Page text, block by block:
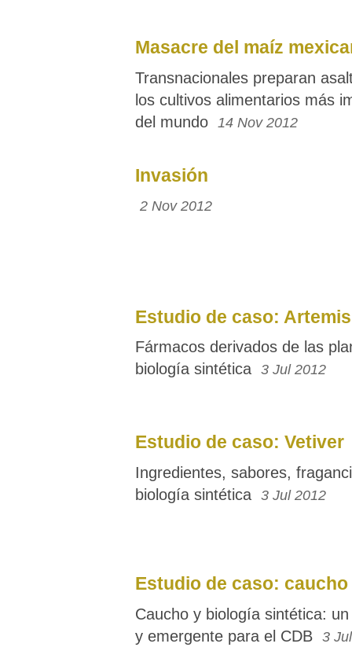
Masacre del maíz
Transnacionales preparan
los cultivos alimentarios más
del mundo 14 Nov 2012
Invasión
2 Nov 2012
Estudio de caso:
Fármacos derivados de las
biología sintética 3 Jul 2012
Estudio de caso: Vetiver
Ingredientes, sabores,
biología sintética 3 Jul 2012
Estudio de caso: caucho
Caucho y biología sintética:
y emergente para el CDB 3